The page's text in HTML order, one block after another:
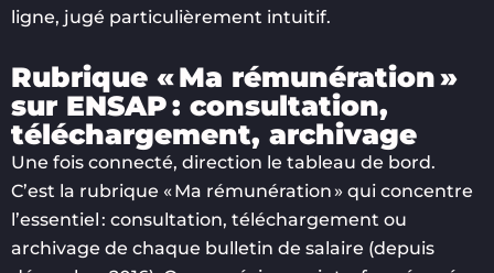
ligne, jugé particulièrement intuitif.
Rubrique « Ma rémunération »
sur ENSAP : consultation,
téléchargement, archivage
Une fois connecté, direction le tableau de bord.
C’est la rubrique « Ma rémunération » qui concentre
l’essentiel : consultation, téléchargement ou
archivage de chaque bulletin de salaire (depuis